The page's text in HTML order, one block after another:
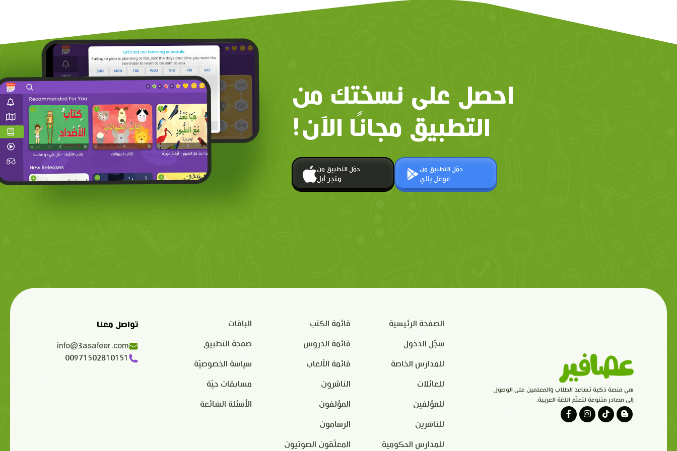
احصل على نسختك من
التطبيق مجانًا الآن!
حمّل التطبيق من
متجر أبل
حمّل التطبيق من
غوغل بلاي
هي منصة ذكية تساعد الطلاب والمعلمين على الوصول
إلى مصادر متنوعة لتعلّم اللغة العربية.
الصفحة الرئيسية
سجّل الدخول
للمدارس الخاصة
للعائلات
للمؤلفين
للناشرين
للمدارس الحكومية
قائمة الكتب
قائمة الدروس
قائمة الألعاب
الناشرون
المؤلفون
الرسامون
المعلّقون الصوتيون
الباقات
صفحة التطبيق
سياسة الخصوصيّة
مسابقات حيّة
الأسئلة الشائعة
تواصل معنا
info@3asafeer.com
00971502810151